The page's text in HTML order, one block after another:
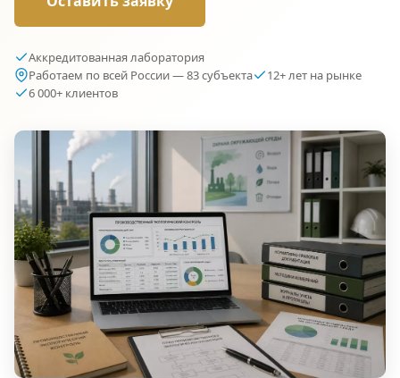
Аккредитованная лаборатория
Работаем по всей России — 83 субъекта
12+ лет на рынке
6 000+ клиентов